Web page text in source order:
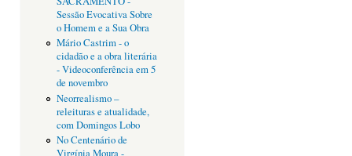
Sessão Evocativa Sobre
o Homem e a Sua Obra
Mário Castrim - o
cidadão e a obra literária
- Videoconferência em 5
de novembro
Neorrealismo –
releituras e atualidade,
com Domingos Lobo
No Centenário de